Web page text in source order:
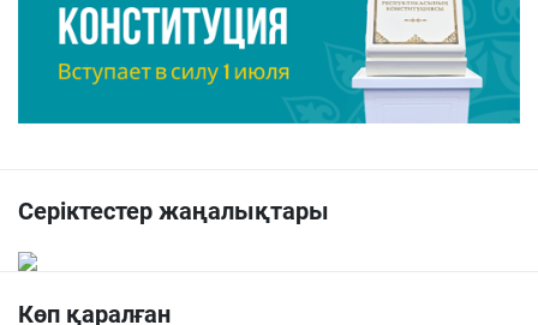
Серіктестер жаңалықтары
Көп қаралған